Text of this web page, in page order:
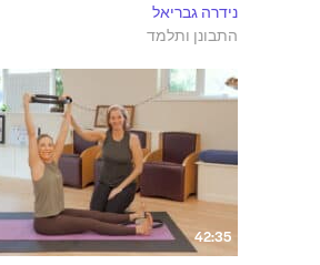
נידרה גבריאל
התבונן ותלמד
42:35